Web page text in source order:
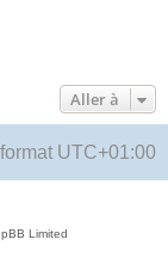
Aller à
UTC+01:00
Limited